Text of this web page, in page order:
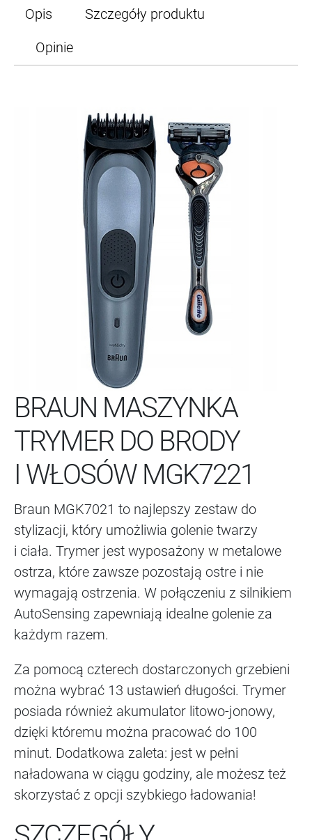
Opis
Szczegóły produktu
Opinie
BRAUN MASZYNKA
TRYMER DO BRODY
I WŁOSÓW MGK7221
Braun MGK7021 to najlepszy zestaw do
stylizacji, który umożliwia golenie twarzy
i ciała. Trymer jest wyposażony w metalowe
ostrza, które zawsze pozostają ostre i nie
wymagają ostrzenia. W połączeniu z silnikiem
AutoSensing zapewniają idealne golenie za
każdym razem.
Za pomocą czterech dostarczonych grzebieni
można wybrać 13 ustawień długości. Trymer
posiada również akumulator litowo-jonowy,
dzięki któremu można pracować do 100
minut. Dodatkowa zaleta: jest w pełni
naładowana w ciągu godziny, ale możesz też
skorzystać z opcji szybkiego ładowania!